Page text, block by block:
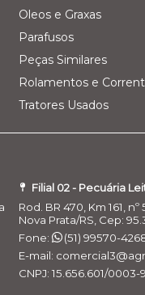
Oleos e Graxas
Parafusos
Peças Similares
Rolamentos e
Tratores Usados
Filial 02 - Pecuária
Rod. BR 470, Km 161,
Nova Prata/RS, Cep:
Fone:
(51) 99570-
E-mail:
CNPJ: 15.656.601/0003-